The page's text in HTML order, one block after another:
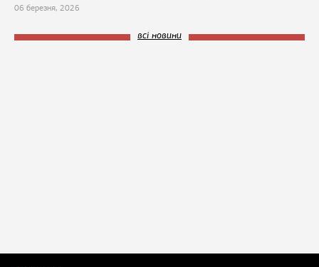
06 березня, 2026
всі новини